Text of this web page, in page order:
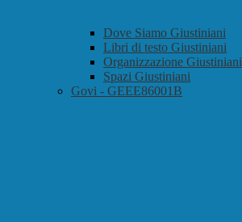
Dove Siamo Giustiniani
Libri di testo Giustiniani
Organizzazione Giustiniani
Spazi Giustiniani
Govi - GEEE86001B